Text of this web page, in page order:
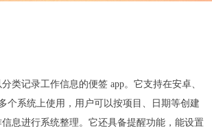
类记录工作信息的便签 app。它支持在安卓、
个系统上使用，用户可以按项目、日期等创建
息进行系统整理。它还具备提醒功能，能设置